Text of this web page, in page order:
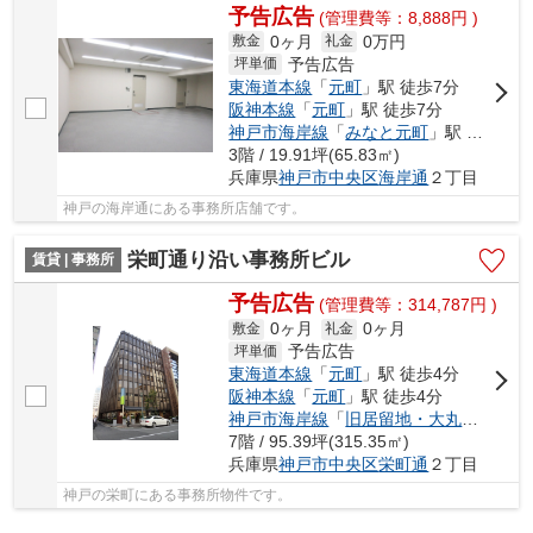
予告広告 (管理費等：8,888円 )
敷金 0ヶ月 礼金 0万円
坪単価
予告広告
東海道本線 「元町 」駅 徒歩7分
阪神本線 「元町 」駅 徒歩7分
神戸市海岸線 「みなと元町 」駅 徒歩5分
3階 / 19.91坪(65.83㎡)
兵庫県神戸市中央区海岸通 ２丁目
神戸の海岸通にある事務所店舗です。
賃貸 | 事務所 栄町通り沿い事務所ビル
予告広告 (管理費等：314,787円 )
敷金 0ヶ月 礼金 0ヶ月
坪単価
予告広告
東海道本線 「元町 」駅 徒歩4分
阪神本線 「元町 」駅 徒歩4分
神戸市海岸線 「 旧居留地・大丸前
7階 / 95.39坪(315.35㎡)
兵庫県神戸市中央区栄町通 ２丁目
神戸の栄町にある事務所物件です。